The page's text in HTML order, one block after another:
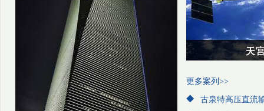
更多案列>>
古泉特高压直流